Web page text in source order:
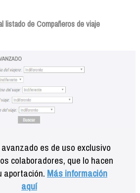
listado de Compañeros de viaje
es de uso exclusivo
colaboradores, que lo hacen
aportación. Más información
aquí